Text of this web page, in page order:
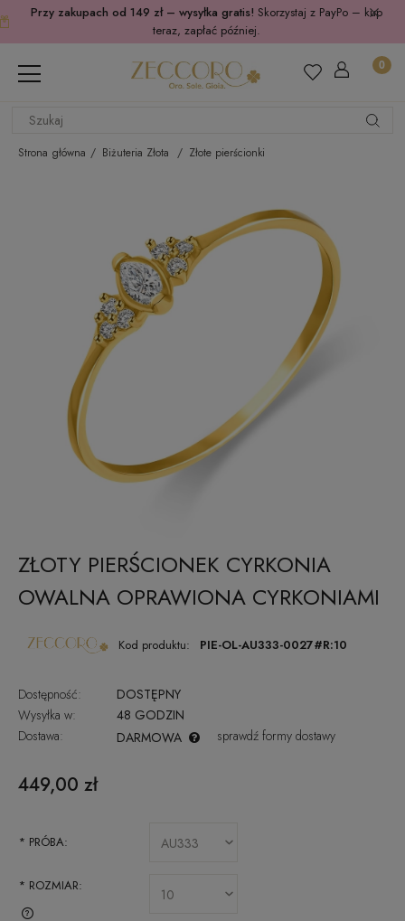
Przy zakupach od 149 zł – wysyłka gratis! Skorzystaj z PayPo – kup
teraz, zapłać później.
Strona główna Biżuteria Złota Złote pierścionki
ZŁOTY PIERŚCIONEK CYRKONIA
OWALNA OPRAWIONA CYRKONIAMI
Kod produktu: PIE-OL-AU333-0027#R:10
Dostępność:
DOSTĘPNY
Wysyłka w:
48 GODZIN
Dostawa:
DARMOWA sprawdź formy dostawy
449,00 zł
* PRÓBA:
* ROZMIAR: